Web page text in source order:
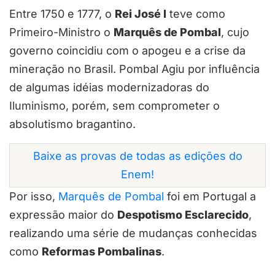
Entre 1750 e 1777, o Rei José I teve como
Primeiro-Ministro o Marquês de Pombal, cujo
governo coincidiu com o apogeu e a crise da
mineração no Brasil. Pombal Agiu por influência
de algumas idéias modernizadoras do
Iluminismo, porém, sem comprometer o
absolutismo bragantino.
Baixe as provas de todas as edições do
Enem!
Por isso, Marquês de Pombal foi em Portugal a
expressão maior do Despotismo Esclarecido,
realizando uma série de mudanças conhecidas
como Reformas Pombalinas.